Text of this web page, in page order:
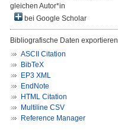
gleichen Autor*in
bei Google Scholar
Bibliografische Daten exportieren
ASCII Citation
BibTeX
EP3 XML
EndNote
HTML Citation
Multiline CSV
Reference Manager